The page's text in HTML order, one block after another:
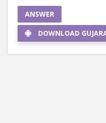
ANSWER
DOWNLOAD